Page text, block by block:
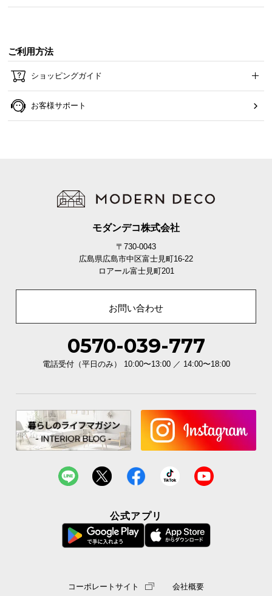
ご利用方法
ショッピングガイド
お客様サポート
モダンデコ株式会社
〒730-0043
広島県広島市中区富士見町16-22
ロアール富士見町201
お問い合わせ
0570-039-777
電話受付（平日のみ） 10:00〜13:00 ／ 14:00〜18:00
公式アプリ
コーポレートサイト 会社概要